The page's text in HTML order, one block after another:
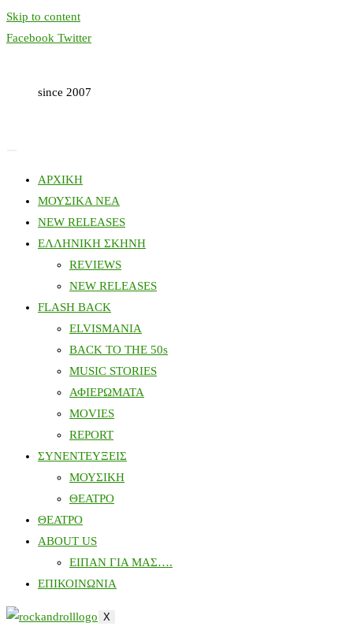
Skip to content
Facebook Twitter
since 2007
ΑΡΧΙΚΗ
ΜΟΥΣΙΚΑ ΝΕΑ
NEW RELEASES
ΕΛΛΗΝΙΚΗ ΣΚΗΝΗ
REVIEWS
NEW RELEASES
FLASH BACK
ELVISMANIA
BACK TO THE 50s
MUSIC STORIES
ΑΦΙΕΡΩΜΑΤΑ
MOVIES
REPORT
ΣΥΝΕΝΤΕΥΞΕΙΣ
ΜΟΥΣΙΚΗ
ΘΕΑΤΡΟ
ΘΕΑΤΡΟ
ABOUT US
ΕΙΠΑΝ ΓΙΑ ΜΑΣ….
ΕΠΙΚΟΙΝΩΝΙΑ
X